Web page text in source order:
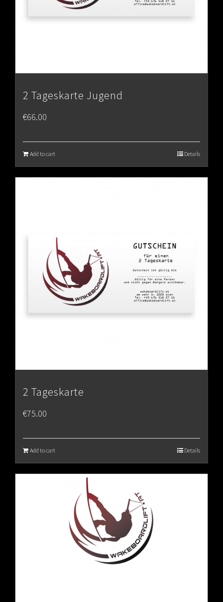
2 Tageskarte Jugend
€66.00
Add to cart Details
2 Tageskarte
€75.00
Add to cart Details